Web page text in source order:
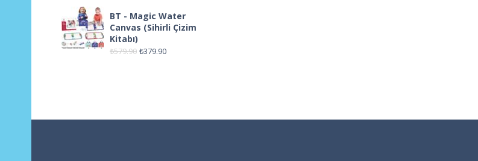
BT - Magic Water
Canvas (Sihirli Çizim
Kitabı)
₺579.90 ₺379.90